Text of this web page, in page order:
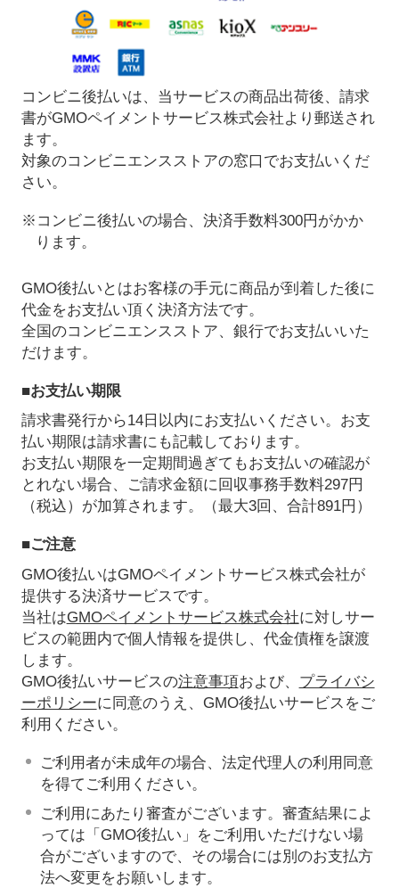
コンビニ後払いは、当サービスの商品出荷後、請求
書がGMOペイメントサービス株式会社より郵送され
ます。
対象のコンビニエンスストアの窓口でお支払いくだ
さい。
※コンビニ後払いの場合、決済手数料300円がかか
ります。
GMO後払いとはお客様の手元に商品が到着した後に
代金をお支払い頂く決済方法です。
全国のコンビニエンスストア、銀行でお支払いいた
だけます。
■お支払い期限
請求書発行から14日以内にお支払いください。お支
払い期限は請求書にも記載しております。
お支払い期限を一定期間過ぎてもお支払いの確認が
とれない場合、ご請求金額に回収事務手数料297円
（税込）が加算されます。（最大3回、合計891円）
■ご注意
GMO後払いはGMOペイメントサービス株式会社が
提供する決済サービスです。
当社はGMOペイメントサービス株式会社に対しサー
ビスの範囲内で個人情報を提供し、代金債権を譲渡
します。
GMO後払いサービスの注意事項および、 プライバシ
ーポリシーに同意のうえ、GMO後払いサービスをご
利用ください。
ご利用者が未成年の場合、法定代理人の利用同意
を得てご利用ください。
ご利用にあたり審査がございます。審査結果によ
っては「GMO後払い」をご利用いただけない場
合がございますので、その場合には別のお支払方
法へ変更をお願いします。